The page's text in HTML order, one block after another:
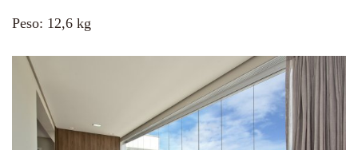
Peso: 12,6 kg